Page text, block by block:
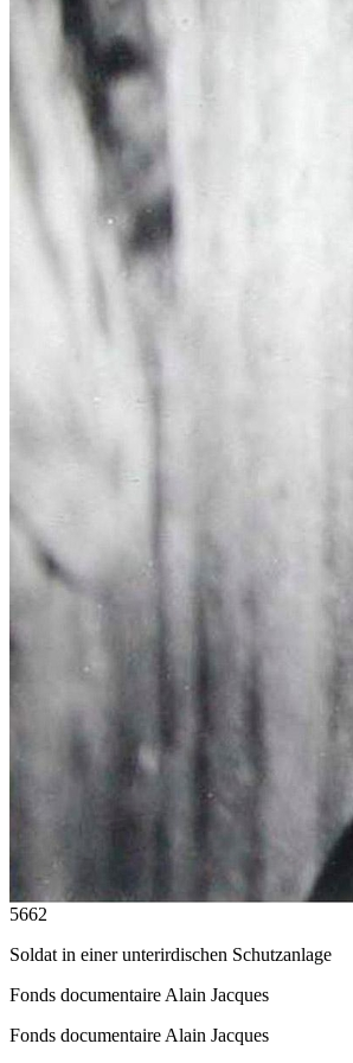
5662
Soldat in einer unterirdischen Schutzanlage
Fonds documentaire Alain Jacques
Fonds documentaire Alain Jacques